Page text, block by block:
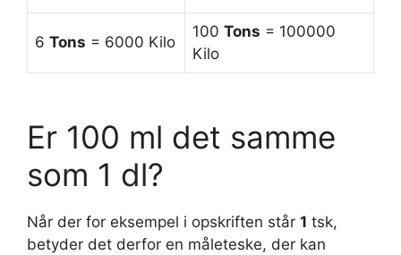
6 Tons = 6000 Kilo
100 Tons = 100000
Kilo
Er 100 ml det samme
som 1 dl?
Når der for eksempel i opskriften står 1 tsk,
betyder det derfor en måleteske, der kan